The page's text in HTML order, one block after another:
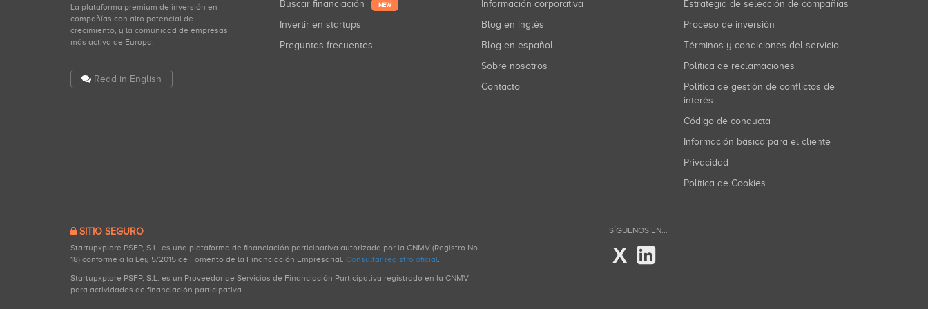
La plataforma premium de inversión en
compañías con alto potencial de
crecimiento, y la comunidad de empresas
más activa de Europa.
Read in English
Buscar financiación NEW
Invertir en startups
Preguntas frecuentes
Información corporativa
Blog en inglés
Blog en español
Sobre nosotros
Contacto
Estrategia de selección de compañías
Proceso de inversión
Términos y condiciones del servicio
Política de reclamaciones
Política de gestión de conflictos de
interés
Código de conducta
Información básica para el cliente
Privacidad
Política de Cookies
SITIO SEGURO
Startupxplore PSFP, S.L. es una plataforma de financiación participativa autorizada por la CNMV (Registro No.
18) conforme a la Ley 5/2015 de Fomento de la Financiación Empresarial. Consultar registro oficial.
Startupxplore PSFP, S.L. es un Proveedor de Servicios de Financiación Participativa registrado en la CNMV
para actividades de financiación participativa.
SÍGUENOS EN...
X